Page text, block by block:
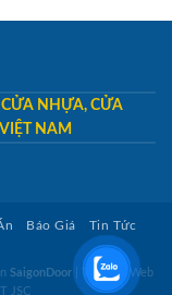
NHỰA, CỬA
NAM
Báo Giá
Tin Tức
SaigonDoor
Thiết kế Web
JSC